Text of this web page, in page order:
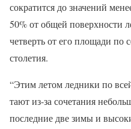
сократится до значений
50% от общей поверхности
четверть от его площади по
столетия.
“Этим летом ледники по
тают из-за сочетания
последние две зимы и